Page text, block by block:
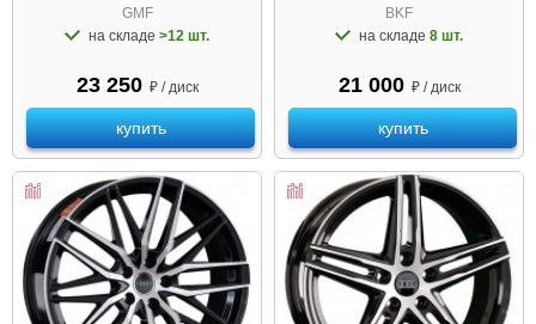
GMF
на складе >12 шт.
23 250 ₽ / диск
купить
BKF
на складе 8 шт.
21 000 ₽ / диск
купить